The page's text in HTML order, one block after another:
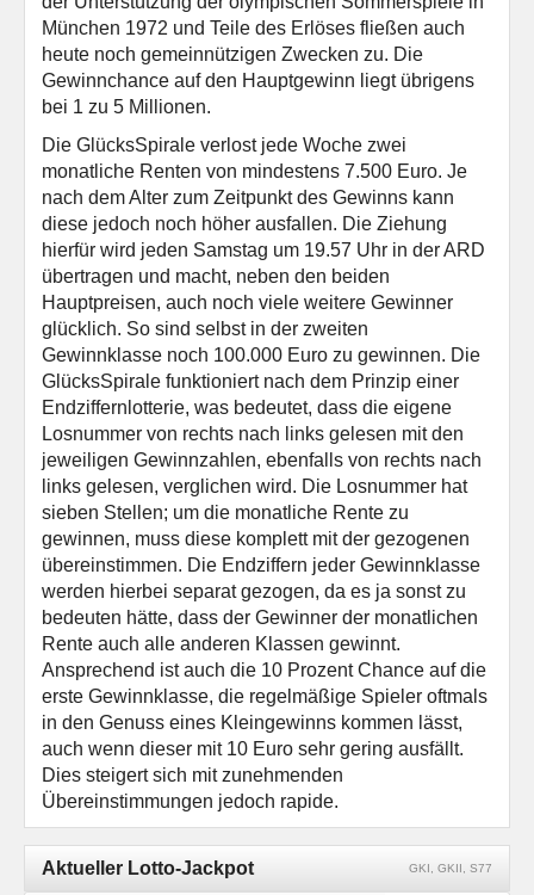
München 1972 und Teile des Erlöses fließen auch
heute noch gemeinnützigen Zwecken zu. Die
Gewinnchance auf den Hauptgewinn liegt übrigens
bei 1 zu 5 Millionen.
Die GlücksSpirale verlost jede Woche zwei
monatliche Renten von mindestens 7.500 Euro. Je
nach dem Alter zum Zeitpunkt des Gewinns kann
diese jedoch noch höher ausfallen. Die Ziehung
hierfür wird jeden Samstag um 19.57 Uhr in der ARD
übertragen und macht, neben den beiden
Hauptpreisen, auch noch viele weitere Gewinner
glücklich. So sind selbst in der zweiten
Gewinnklasse noch 100.000 Euro zu gewinnen. Die
GlücksSpirale funktioniert nach dem Prinzip einer
Endziffernlotterie, was bedeutet, dass die eigene
Losnummer von rechts nach links gelesen mit den
jeweiligen Gewinnzahlen, ebenfalls von rechts nach
links gelesen, verglichen wird. Die Losnummer hat
sieben Stellen; um die monatliche Rente zu
gewinnen, muss diese komplett mit der gezogenen
übereinstimmen. Die Endziffern jeder Gewinnklasse
werden hierbei separat gezogen, da es ja sonst zu
bedeuten hätte, dass der Gewinner der monatlichen
Rente auch alle anderen Klassen gewinnt.
Ansprechend ist auch die 10 Prozent Chance auf die
erste Gewinnklasse, die regelmäßige Spieler oftmals
in den Genuss eines Kleingewinns kommen lässt,
auch wenn dieser mit 10 Euro sehr gering ausfällt.
Dies steigert sich mit zunehmenden
Übereinstimmungen jedoch rapide.
Aktueller Lotto-Jackpot GKI, GKII, S77